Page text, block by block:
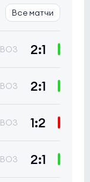
Все матчи
BO3 2:1
BO3 2:1
BO3 1:2
BO3 2:1